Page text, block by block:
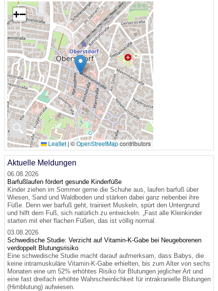
🔍
+−
Leaflet | ©OpenStreetMapcontributors
Aktuelle Meldungen
06.08.2026
Barfußlaufen fördert gesunde Kinderfüße
Kinder ziehen im Sommer gerne die Schuhe aus, laufen barfuß über
Wiesen, Sand und Waldboden und stärken dabei ganz nebenbei ihre
Füße. Denn wer barfuß geht, trainiert Muskeln, spürt den Untergrund
und hilft dem Fuß, sich natürlich zu entwickeln. „Fast alle Kleinkinder
starten mit eher flachen Füßen, das ist völlig normal.
03.08.2026
Schwedische Studie: Verzicht auf Vitamin-K-Gabe bei Neugeborenen
verdoppelt Blutungsrisiko
Eine schwedische Studie macht darauf aufmerksam, dass Babys, die
keine intramuskuläre Vitamin-K-Gabe erhielten, bis zum Alter von sechs
Monaten eine um 52% erhöhtes Risiko für Blutungen jeglicher Art und
eine fast dreifach erhöhte Wahrscheinlichkeit für intrakranielle Blutungen
(Hirnblutung) aufwiesen.